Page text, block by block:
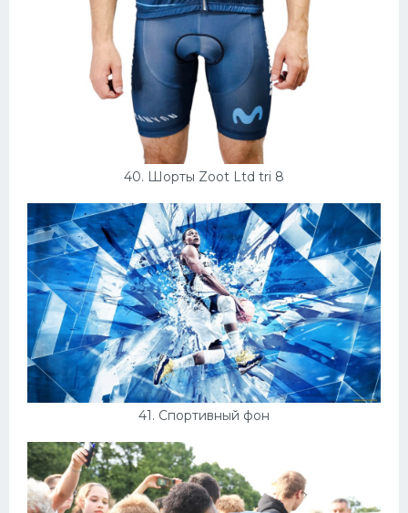
40. Шорты Zoot Ltd tri 8
41. Спортивный фон